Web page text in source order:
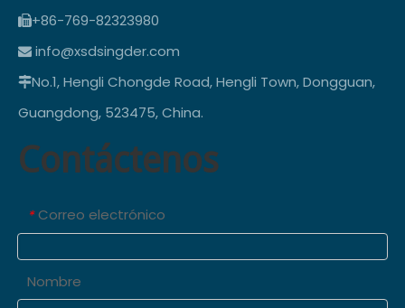
+86-769-82323980
 info@xsdsingder.com
No.1, Hengli Chongde Road, Hengli Town, Dongguan,
Guangdong, 523475, China.
Contáctenos
* Correo electrónico
Nombre